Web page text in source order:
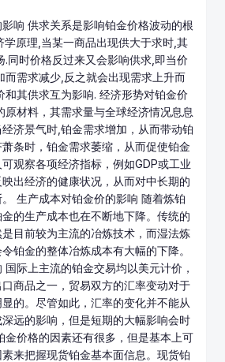
响 供求关系是影响铂金价格波动的根
学原理,当某一商品出现供大于求时,其
.同时价格反过来又会影响供求,即当价
而需求减少,反之就会出现需求上升而
和其供求互为影响. 经济形势对铂金价
原材料，其需求量与全球经济情况息息
济景气时,铂金需求增加，从而带动铂
条时，铂金需求萎缩，从而促使铂金
观察各项经济指标，例如GDP或工业
出经济的健康状况，从而对中长期的
生产成本对铂金价的影响 随着炼铂
的生产成本也在不断地下降。传统的
目前较为主流的冶炼技术，而湿法炼
铂金的整体冶炼成本有大幅的下降。
际上主流的铂金交易均以美元计价，
商品之一，贸易双方的汇率变动对于
的。尽管如此，汇率的变化并不能从
远的影响，但是短期的大幅影响会时
金价格的因素还有很多，但是基本上可
来把握现货铂金基本面信息。现货铂